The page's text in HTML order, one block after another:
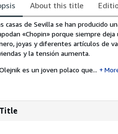
About this title
casas de Sevilla se han producido
«Chopin» porque siempre
joyas y diferentes artículos de
y la tensión aumenta.
es un joven polaco que...